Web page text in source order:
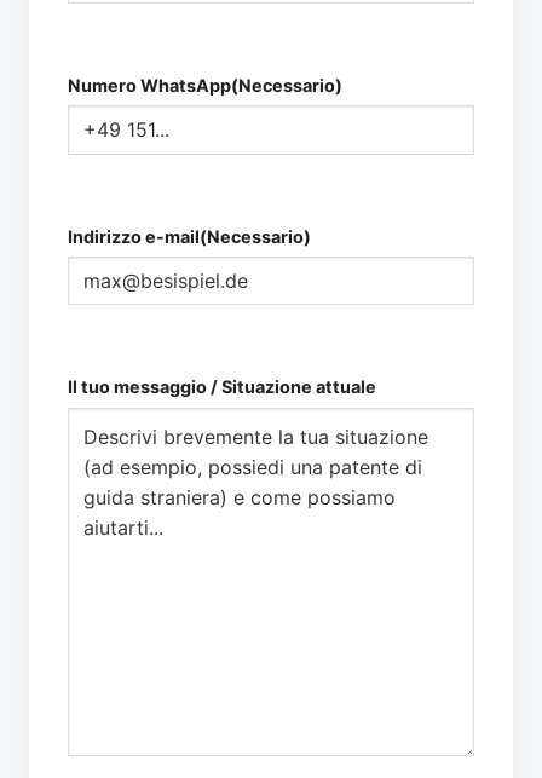
Numero WhatsApp(Necessario)
Indirizzo e-mail(Necessario)
Il tuo messaggio / Situazione attuale